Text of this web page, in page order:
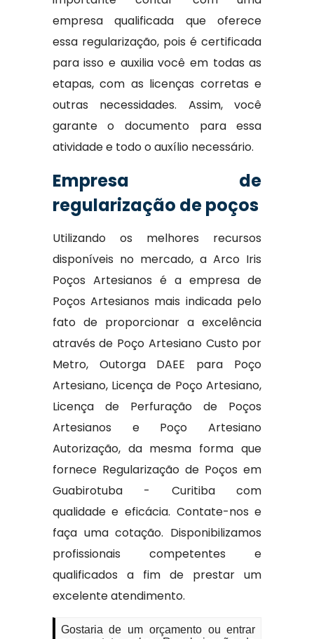
empresa qualificada que oferece
essa regularização, pois é certificada
para isso e auxilia você em todas as
etapas, com as licenças corretas e
outras necessidades. Assim, você
garante o documento para essa
atividade e todo o auxílio necessário.
Empresa de
regularização de poços
Utilizando os melhores recursos
disponíveis no mercado, a Arco Iris
Poços Artesianos é a empresa de
Poços Artesianos mais indicada pelo
fato de proporcionar a excelência
através de Poço Artesiano Custo por
Metro, Outorga DAEE para Poço
Artesiano, Licença de Poço Artesiano,
Licença de Perfuração de Poços
Artesianos e Poço Artesiano
Autorização, da mesma forma que
fornece Regularização de Poços em
Guabirotuba - Curitiba com
qualidade e eficácia. Contate-nos e
faça uma cotação. Disponibilizamos
profissionais competentes e
qualificados a fim de prestar um
excelente atendimento.
Gostaria de um orçamento ou entrar